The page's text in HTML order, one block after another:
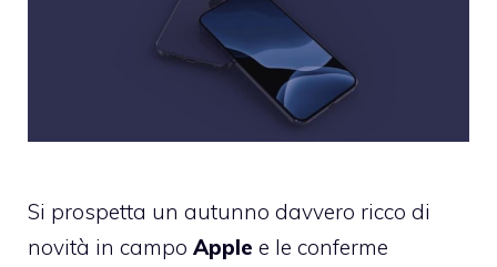
Si prospetta un autunno davvero ricco di
novità in campo Apple e le conferme